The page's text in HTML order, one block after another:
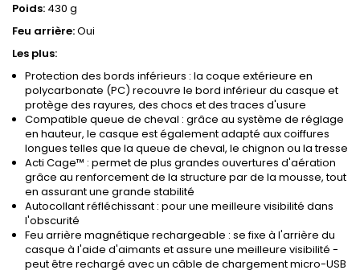
Poids: 430 g
Feu arrière:Oui
Les plus:
Protection des bords inférieurs : la coque extérieure en
polycarbonate (PC) recouvre le bord inférieur du casque et
protège des rayures, des chocs et des traces d'usure
Compatible queue de cheval : grâce au système de réglage
en hauteur, le casque est également adapté aux coiffures
longues telles que la queue de cheval, le chignon ou la tresse
Acti Cage™ : permet de plus grandes ouvertures d'aération
grâce au renforcement de la structure par de la mousse, tout
en assurant une grande stabilité
Autocollant réfléchissant : pour une meilleure visibilité dans
l'obscurité
Feu arrière magnétique rechargeable : se fixe à l'arrière du
casque à l'aide d'aimants et assure une meilleure visibilité -
peut être rechargé avec un câble de chargement micro-USB